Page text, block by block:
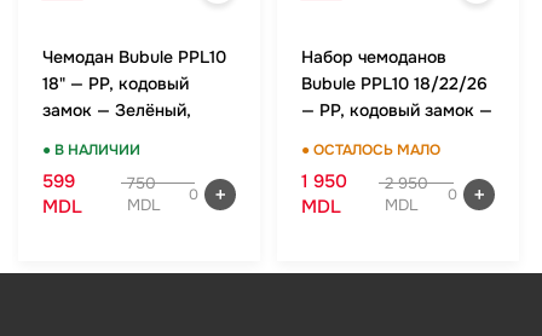
Чемодан Bubule PPL10
18" — PP, кодовый
замок — Зелёный,
● В НАЛИЧИИ
599
MDL
750
MDL
0
Набор чемоданов
Bubule PPL10 18/22/26
— PP, кодовый замок —
● ОСТАЛОСЬ МАЛО
1 950
MDL
2 950
MDL
0